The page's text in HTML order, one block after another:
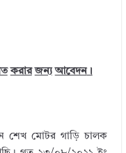
করার জন্য আবেদন।
শেখ মোটর গাড়ি চালক